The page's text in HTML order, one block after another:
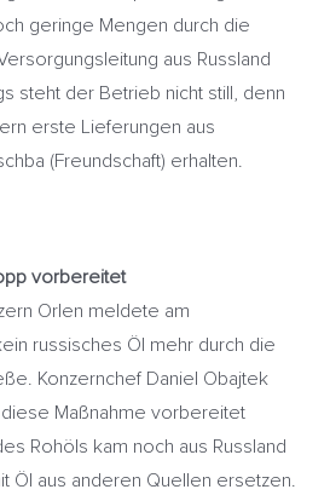
geringe Mengen durch die
aus Russland
steht der Betrieb nicht still, denn
erste Lieferungen aus
(Freundschaft) erhalten.
vorbereitet
Orlen meldete am
russisches Öl mehr durch die
Konzernchef Daniel Obajtek
Maßnahme vorbereitet
Rohöls kam noch aus Russland
Öl aus anderen Quellen ersetzen.